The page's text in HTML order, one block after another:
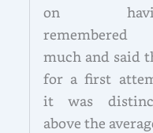
on
remembered
much and said
for a first
it was
above the